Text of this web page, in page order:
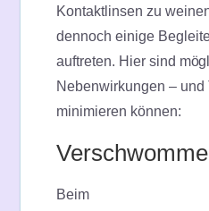
Kontaktlinsen zu
dennoch einige
auftreten. Hier sind
Nebenwirkungen –
minimieren können:
Beim